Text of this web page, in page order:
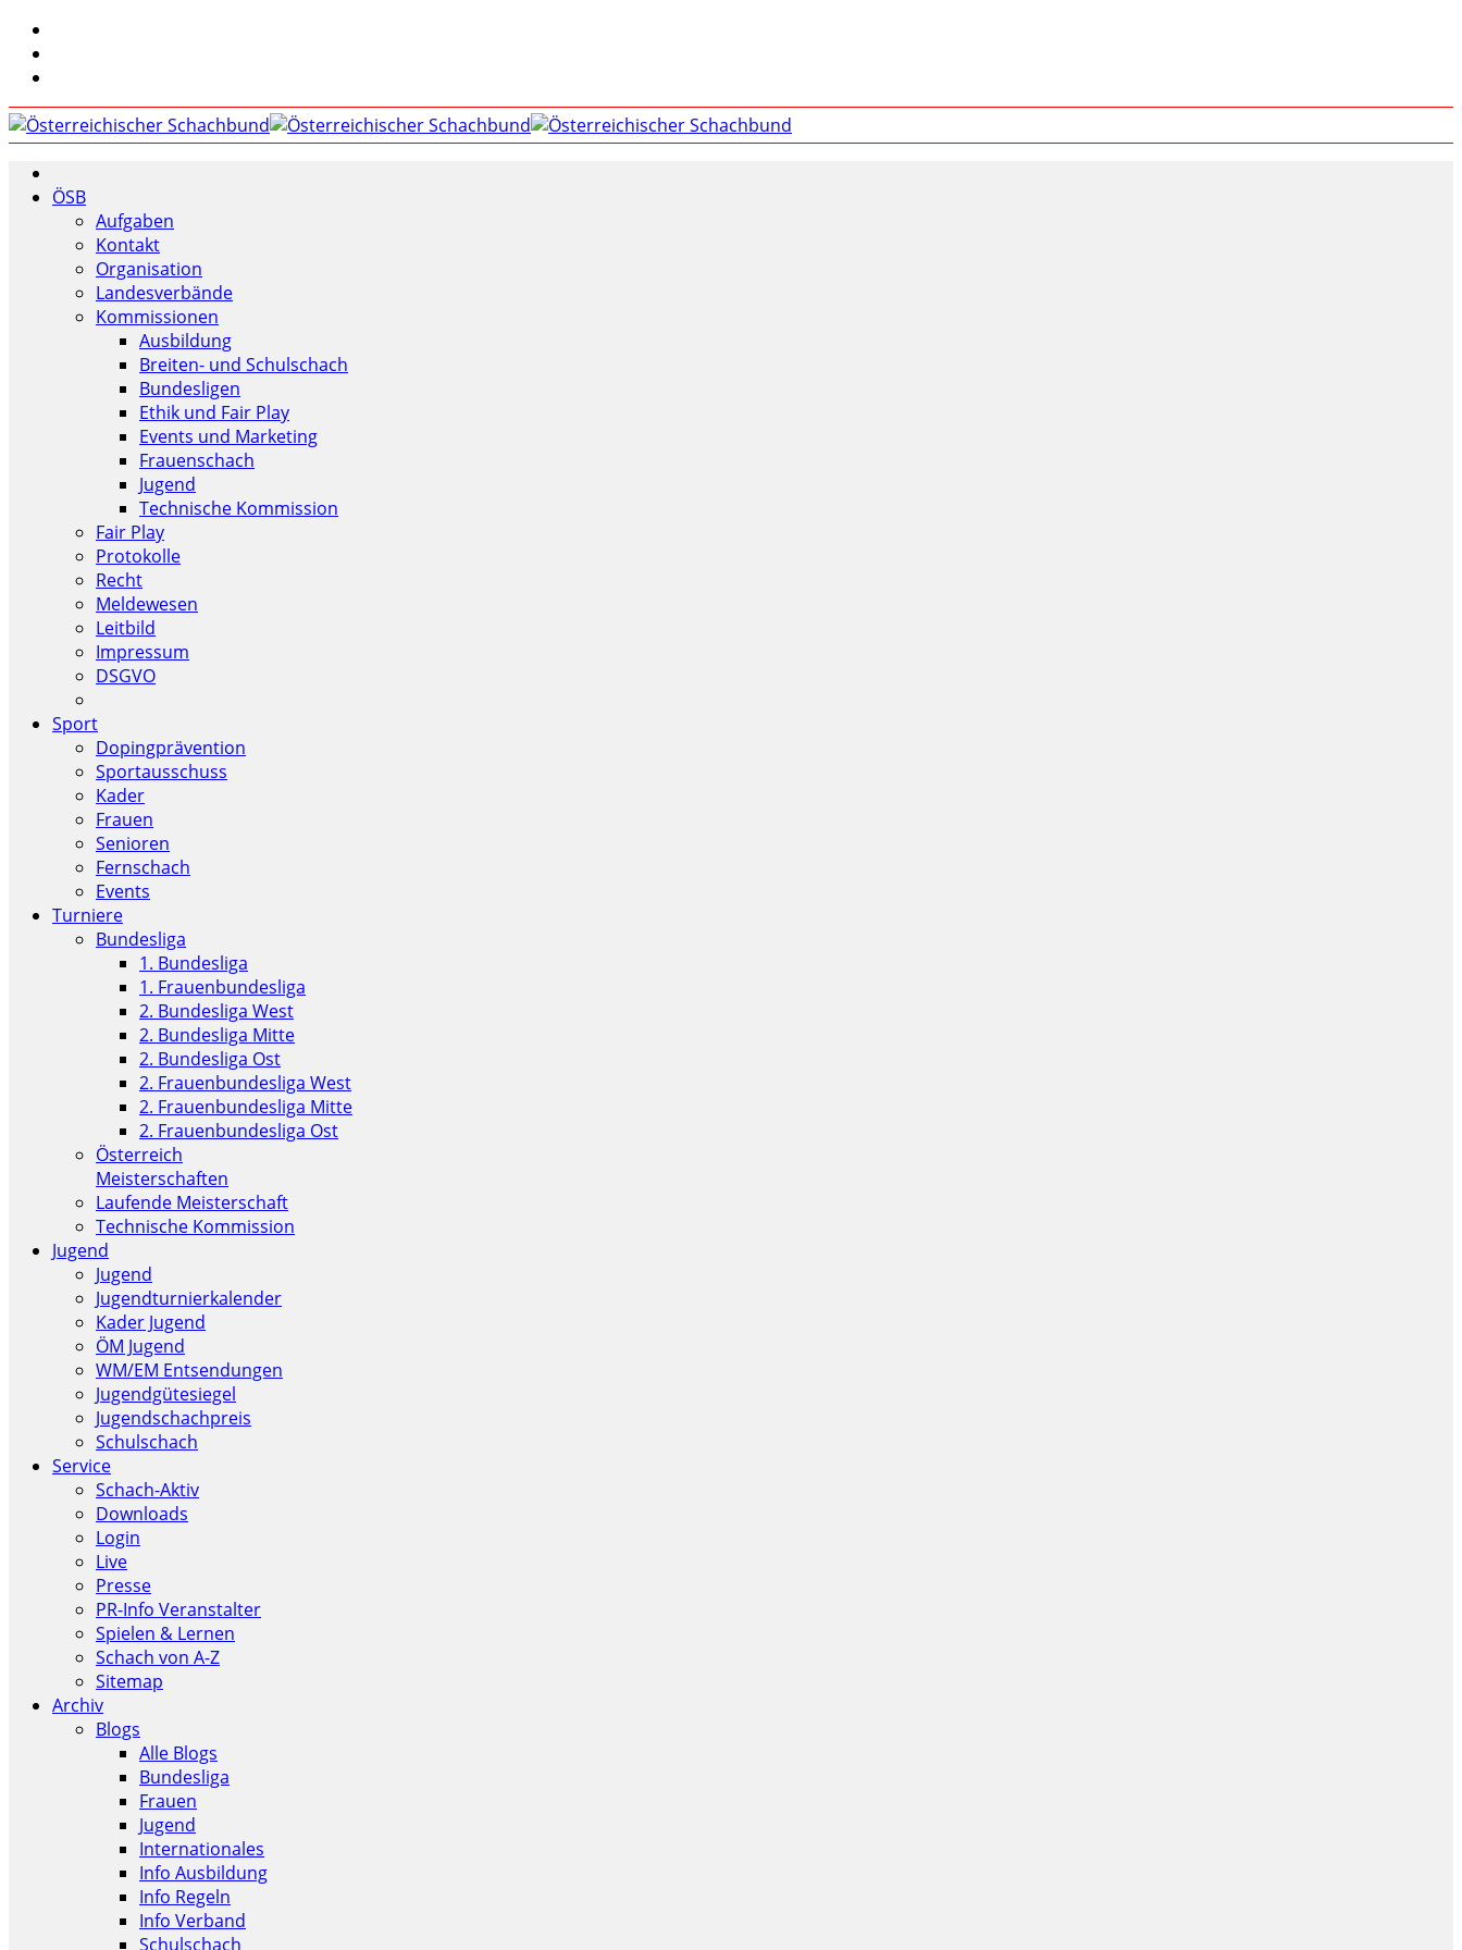
ÖSB
Aufgaben
Kontakt
Organisation
Landesverbände
Kommissionen
Ausbildung
Breiten- und Schulschach
Bundesligen
Ethik und Fair Play
Events und Marketing
Frauenschach
Jugend
Technische Kommission
Fair Play
Protokolle
Recht
Meldewesen
Leitbild
Impressum
DSGVO
Sport
Dopingprävention
Sportausschuss
Kader
Frauen
Senioren
Fernschach
Events
Turniere
Bundesliga
1. Bundesliga
1. Frauenbundesliga
2. Bundesliga West
2. Bundesliga Mitte
2. Bundesliga Ost
2. Frauenbundesliga West
2. Frauenbundesliga Mitte
2. Frauenbundesliga Ost
Österreich
Meisterschaften
Laufende Meisterschaft
Technische Kommission
Jugend
Jugend
Jugendturnierkalender
Kader Jugend
ÖM Jugend
WM/EM Entsendungen
Jugendgütesiegel
Jugendschachpreis
Schulschach
Service
Schach-Aktiv
Downloads
Login
Live
Presse
PR-Info Veranstalter
Spielen & Lernen
Schach von A-Z
Sitemap
Archiv
Blogs
Alle Blogs
Bundesliga
Frauen
Jugend
Internationales
Info Ausbildung
Info Regeln
Info Verband
Schulschach